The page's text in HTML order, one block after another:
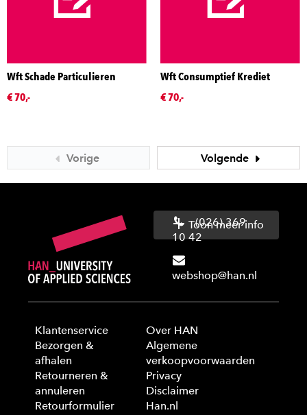
Wft Schade Particulieren
€ 70,-
Wft Consumptief Krediet
€ 70,-
Vorige Volgende
(026) 369
10 42
webshop@han.nl
Toon meer info
Klantenservice
Bezorgen &
afhalen
Retourneren &
annuleren
Retourformulier
Over HAN
Algemene
verkoopvoorwaarden
Privacy
Disclaimer
Han.nl